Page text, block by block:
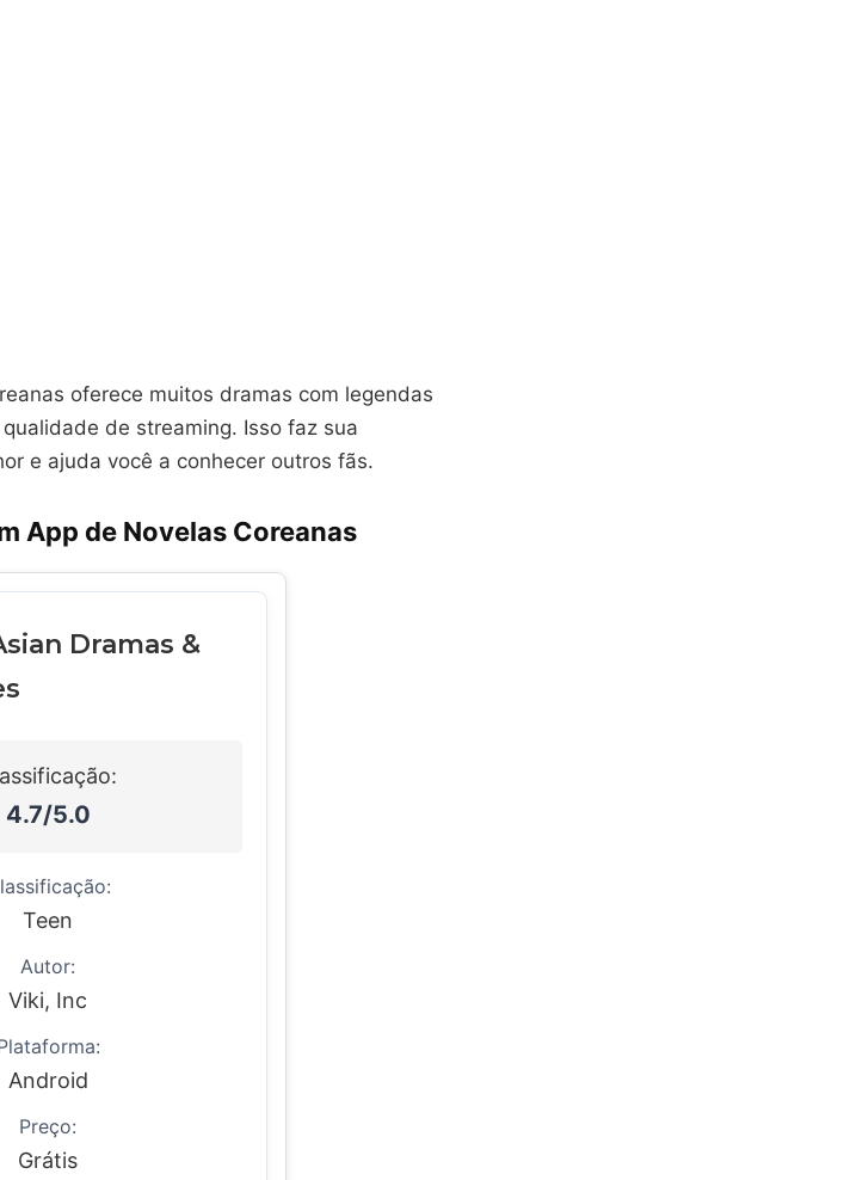
oferece muitos dramas com legendas
de streaming. Isso faz sua
e ajuda você a conhecer outros fãs.
App de Novelas Coreanas
Dramas &
4.7/5.0
Teen
Autor:
Viki, Inc
Android
Preço:
Grátis